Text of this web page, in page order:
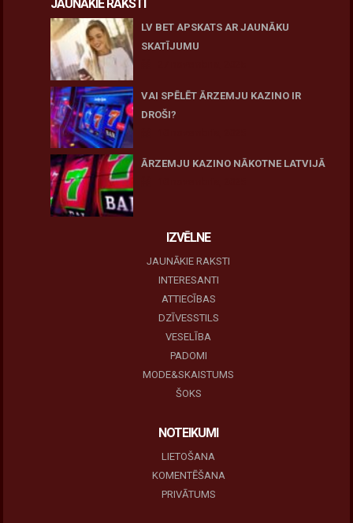
JAUNĀKIE RAKSTI
LV BET APSKATS AR JAUNĀKU
SKATĪJUMU
VAI SPĒLĒT ĀRZEMJU KAZINO IR
DROŠI?
ĀRZEMJU KAZINO NĀKOTNE LATVIJĀ
IZVĒLNE
JAUNĀKIE RAKSTI
INTERESANTI
ATTIECĪBAS
DZĪVESSTILS
VESELĪBA
PADOMI
MODE&SKAISTUMS
ŠOKS
NOTEIKUMI
LIETOŠANA
KOMENTĒŠANA
PRIVĀTUMS